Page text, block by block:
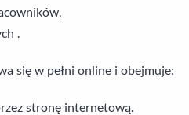
.
się w pełni online i obejmuje:
stronę internetową.